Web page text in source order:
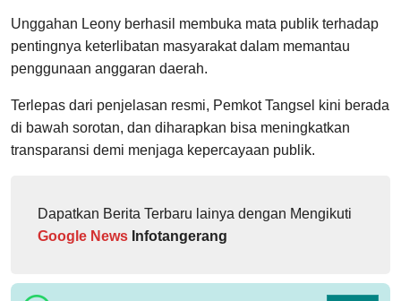
Unggahan Leony berhasil membuka mata publik terhadap
pentingnya keterlibatan masyarakat dalam memantau
penggunaan anggaran daerah.
Terlepas dari penjelasan resmi, Pemkot Tangsel kini berada
di bawah sorotan, dan diharapkan bisa meningkatkan
transparansi demi menjaga kepercayaan publik.
Dapatkan Berita Terbaru lainya dengan Mengikuti
Google News Infotangerang